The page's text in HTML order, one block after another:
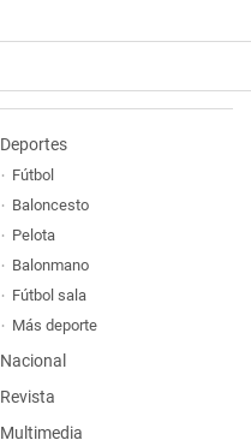
Deportes
Fútbol
Baloncesto
Pelota
Balonmano
Fútbol sala
Más deporte
Nacional
Revista
Multimedia